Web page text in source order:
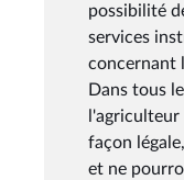
possibilité
services
concernant
Dans tous
l'agriculteur
façon
et ne